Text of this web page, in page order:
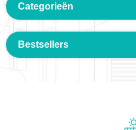
Categorieën
Bestsellers